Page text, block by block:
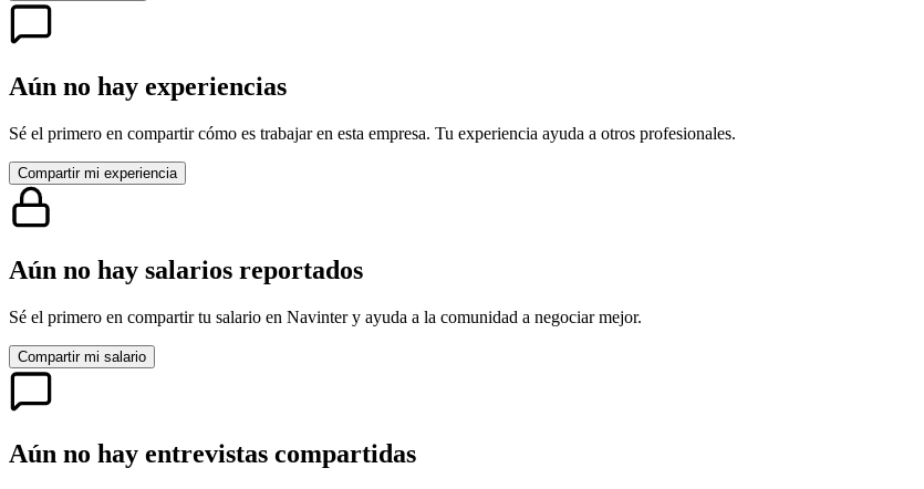
Aún no hay experiencias
Sé el primero en compartir cómo es trabajar en esta empresa. Tu experiencia ayuda a otros profesionales.
Compartir mi experiencia
Aún no hay salarios reportados
Sé el primero en compartir tu salario en Navintery ayuda a la comunidad a negociar mejor.
Compartir mi salario
Aún no hay entrevistas compartidas